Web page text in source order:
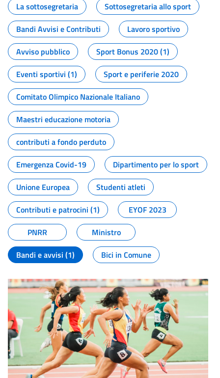
La sottosegretaria
Sottosegretaria allo sport
Bandi Avvisi e Contributi
Lavoro sportivo
Avviso pubblico
Sport Bonus 2020 (1)
Eventi sportivi (1)
Sport e periferie 2020
Comitato Olimpico Nazionale Italiano
Maestri educazione motoria
contributi a fondo perduto
Emergenza Covid-19
Dipartimento per lo sport
Unione Europea
Studenti atleti
Contributi e patrocini (1)
EYOF 2023
PNRR
Ministro
Bandi e avvisi (1)
Bici in Comune